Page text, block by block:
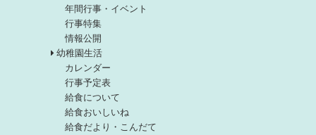
年間行事・イベント
行事特集
情報公開
幼稚園生活
カレンダー
行事予定表
給食について
給食おいしいね
給食だより・こんだて